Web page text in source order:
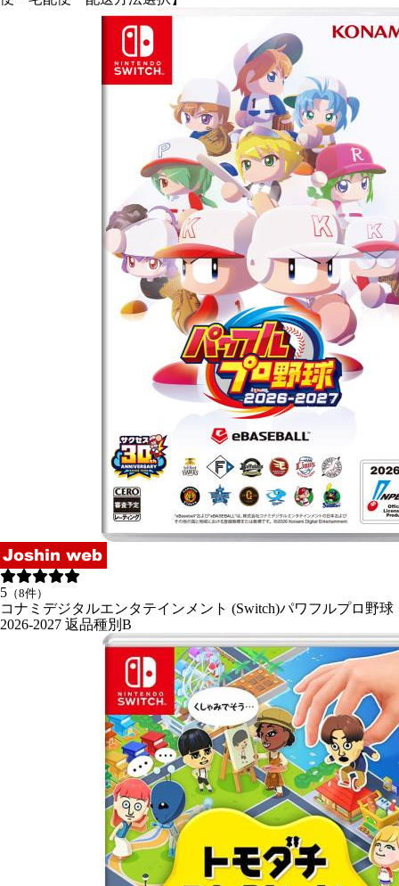
5 （8件）
コナミデジタルエンタテインメント (Switch)パワフルプロ野球
2026-2027 返品種別B